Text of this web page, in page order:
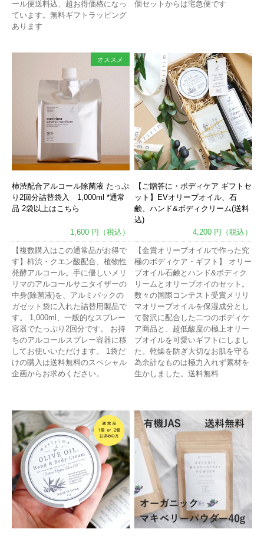
ール便送料込、超お得価格になっ
ています。無料ギフトラッピング
あります
個セットからは宅急便です
オススメ
柿渋配合アルコール除菌液 たっぷ
り2回分詰替袋入 1,000ml *通常
品 2袋以上はこちら
1,600 円（税込）
【複数購入はこの通常品がお得で
す】柿渋・クエン酸配合、植物性
発酵アルコール。手に優しいメリ
リマのアルコールサニタイザーの
中身(除菌液)を、アルミパックの
ガゼット袋に入れた詰替用製品で
す。 1,000ml、一般的なスプレー
容器でたっぷり2回分です。 お持
ちのアルコールスプレー容器に移
してお使いいただけます。 1袋だ
けの購入は送料無料のスペシャル
企画からお求めください。
【ご贈答に・ボディケア ギフトセ
ット】EVオリーブオイル、石
鹸、ハンド&ボディクリーム(送料
込)
4,200 円（税込）
【金賞オリーブオイルで作った究
極のボディケア・ギフト】 オリー
ブオイル石鹸とハンド&ボディク
リームとオリーブオイのセット。
数々の国際コンテスト受賞メリリ
マオリーブオイルを保湿成分とし
て贅沢に配合した二つのボディケ
ア商品と、超低酸度の極上オリー
ブオイルを可愛いギフトにしまし
た。乾燥を防ぎ大切なお肌を守る
為余計なものは極力入れず素材を
生かしました。送料無料